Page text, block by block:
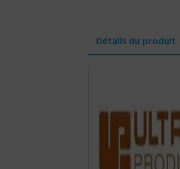
Détails du produit